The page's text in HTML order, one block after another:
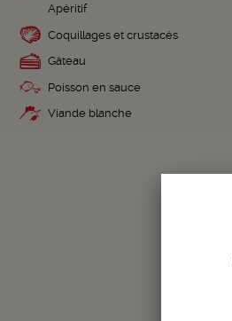
Apéritif
Coquillages et crustacés
Gâteau
Poisson en sauce
Viande blanche